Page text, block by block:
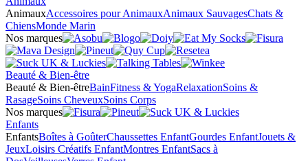
AnimauxAccessoires pour AnimauxAnimaux SauvagesChats &
ChiensMonde Marin
Nos marques
Beauté & Bien-être
Beauté & Bien-êtreBainFitness & YogaRelaxationSoins &
RasageSoins CheveuxSoins Corps
Nos marques
Enfants
EnfantsBoîtes à GoûterChaussettes EnfantGourdes EnfantJouets &
JeuxLoisirs Créatifs EnfantMontres EnfantSacs à